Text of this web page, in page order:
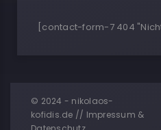
[contact-form-7 404
© 2024 - nikolaos-
kofidis.de // Impressum &